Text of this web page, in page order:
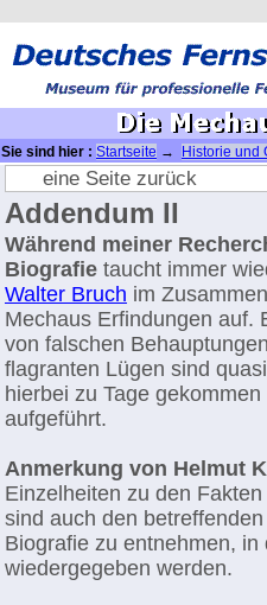
Sie sind hier : Startseite →
Historie und
Mechau Story (9)
eine Seite zurück
Addendum II
Während meiner
Biografie taucht immer
Walter Bruch im
Mechaus Erfindungen auf.
von falschen
flagranten Lügen sind
hierbei zu Tage
aufgeführt.
Anmerkung von Helmut
Einzelheiten zu den
sind auch den
Biografie zu entnehmen,
wiedergegeben werden.